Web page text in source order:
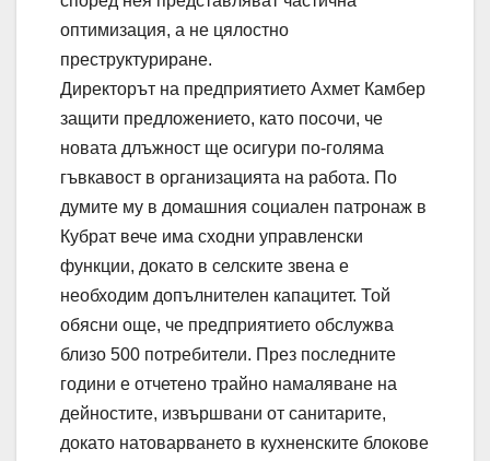
оптимизация, а не цялостно
преструктуриране.
Директорът на предприятието Ахмет Камбер
защити предложението, като посочи, че
новата длъжност ще осигури по-голяма
гъвкавост в организацията на работа. По
думите му в домашния социален патронаж в
Кубрат вече има сходни управленски
функции, докато в селските звена е
необходим допълнителен капацитет. Той
обясни още, че предприятието обслужва
близо 500 потребители. През последните
години е отчетено трайно намаляване на
дейностите, извършвани от санитарите,
докато натоварването в кухненските блокове